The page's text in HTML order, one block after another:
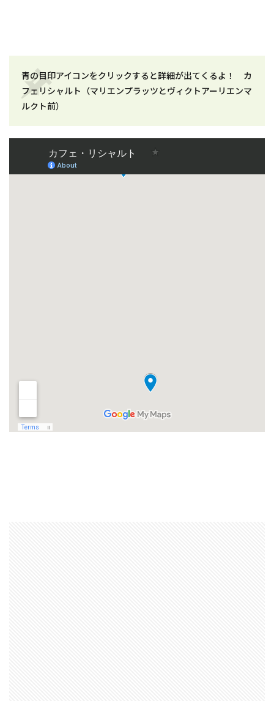
青の目印アイコンをクリックすると詳細が出てくるよ！ カ
フェリシャルト（マリエンプラッツとヴィクトアーリエンマ
ルクト前）